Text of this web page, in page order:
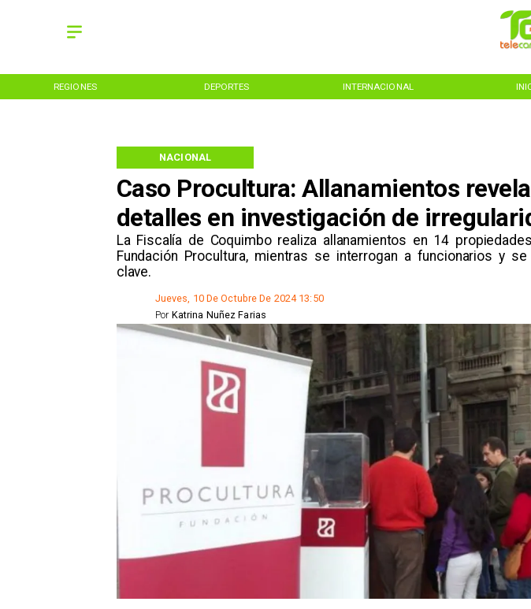
REGIONES DEPORTES INTERNACIONAL
Caso Procultura: Allanamientos
detalles en investigación de
​La Fiscalía de Coquimbo realiza allanamientos en 14
Fundación Procultura, mientras se interrogan a funcionarios y
clave.
NACIONAL
Jueves, 10 De Octubre De 2024 13:50
Katrina Nuñez Farias
Por